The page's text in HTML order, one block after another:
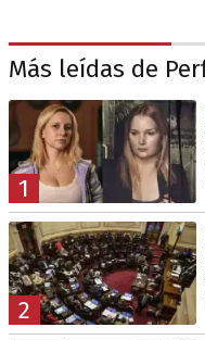
Más leídas de
1
2